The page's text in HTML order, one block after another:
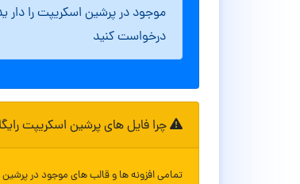
موجود در پرشین اسکریپت را دار
درخواست کنید
چرا فایل های پرشین اسکریپت
تمامی افزونه ها و قالب های موجود در